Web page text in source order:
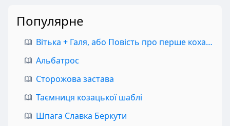
Популярне
Вітька + Галя, або Повість про перше кохання
Альбатрос
Сторожова застава
Таємниця козацької шаблі
Шпага Славка Беркути